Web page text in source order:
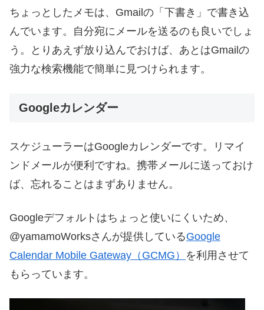
ちょっとしたメモは、Gmailの「下書き」で書き込
んでいます。自分宛にメールを送るのも良いでしょ
う。とりあえず放り込んでおけば、あとはGmailの
強力な検索機能で簡単に見つけられます。
Googleカレンダー
スケジューラーはGoogleカレンダーです。リマイ
ンドメールが便利ですね。携帯メールに送っておけ
ば、忘れることはまずありません。
Googleデフォルトはちょっと使いにくいため、
@yamamoWorksさんが提供しているGoogle
Calendar Mobile Gateway（GCMG） を利用させて
もらっています。